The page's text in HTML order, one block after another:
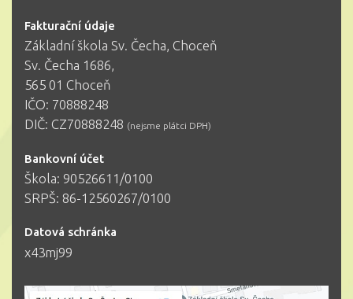
Fakturační údaje
Základní škola Sv. Čecha, Choceň
Sv. Čecha 1686,
565 01 Choceň
IČO: 70888248
DIČ: CZ70888248 (nejsme plátci DPH)
Bankovní účet
Škola: 90526611/0100
SRPŠ: 86-12560267/0100
Datová schránka
x43mj99